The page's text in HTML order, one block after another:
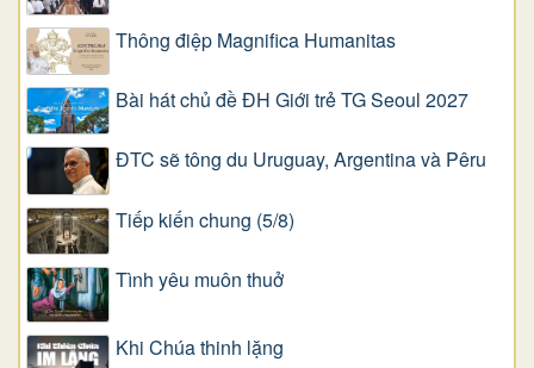
Thông điệp Magnifica Humanitas
Bài hát chủ đề ĐH Giới trẻ TG Seoul 2027
ĐTC sẽ tông du Uruguay, Argentina và Pêru
Tiếp kiến chung (5/8)
Tình yêu muôn thuở
Khi Chúa thinh lặng